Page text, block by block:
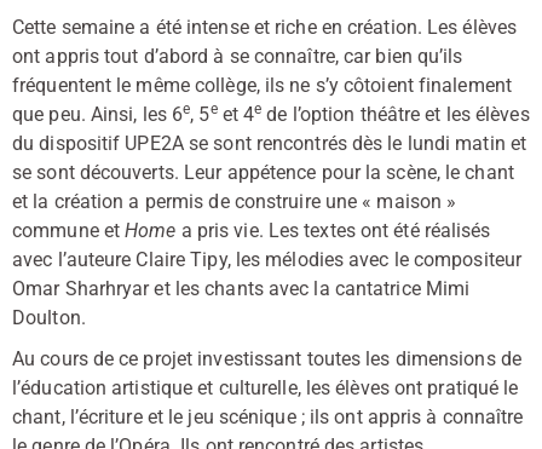
Cette semaine a été intense et riche en création. Les élèves
ont appris tout d’abord à se connaître, car bien qu’ils
fréquentent le même collège, ils ne s’y côtoient finalement
que peu. Ainsi, les 6e, 5eet 4e de l’option théâtre et les élèves
du dispositif UPE2A se sont rencontrés dès le lundi matin et
se sont découverts. Leur appétence pour la scène, le chant
et la création a permis de construire une « maison »
commune etHome a pris vie. Les textes ont été réalisés
avec l’auteure Claire Tipy, les mélodies avec le compositeur
Omar Sharhryar et les chants avec la cantatrice Mimi
Doulton.
Au cours de ce projet investissant toutes les dimensions de
l’éducation artistique et culturelle, les élèves ont pratiqué le
chant, l’écriture et le jeu scénique ; ils ont appris à connaître